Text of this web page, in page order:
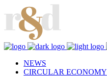
NEWS
CIRCULAR ECONOMY